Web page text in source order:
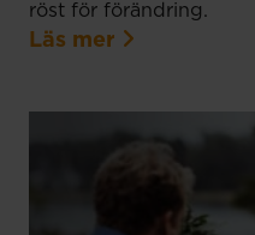
röst för förändring.
Läs mer